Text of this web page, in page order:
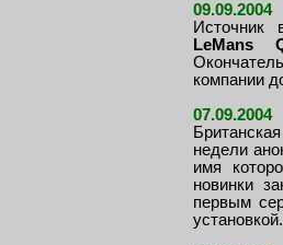
09.09.2004
Источник
LeMans
компании
07.09.2004
недели
имя
новинки
первым
установкой.